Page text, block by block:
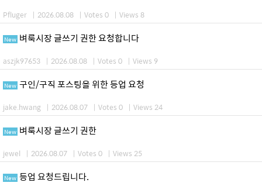
Pfluger | 2026.08.08 | Votes 0 | Views 8
New 벼룩시장 글쓰기 권한 요청합니다
aszjk97653 | 2026.08.08 | Votes 0 | Views 9
New 구인/구직 포스팅을 위한 등업 요청
jake.hwang | 2026.08.07 | Votes 0 | Views 24
New 벼룩시장 글쓰기 권한
jewel | 2026.08.07 | Votes 0 | Views 25
New 등업 요청드립니다.